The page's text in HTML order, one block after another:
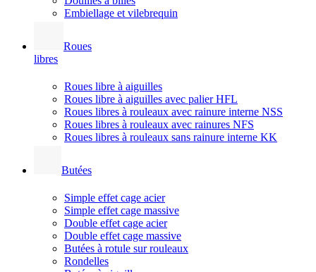
Embiellage et vilebrequin
Roues
libres
Roues libre à aiguilles
Roues libre à aiguilles avec palier HFL
Roues libres à rouleaux avec rainure interne NSS
Roues libres à rouleaux avec rainures NFS
Roues libres à rouleaux sans rainure interne KK
Butées
Simple effet cage acier
Simple effet cage massive
Double effet cage acier
Double effet cage massive
Butées à rotule sur rouleaux
Rondelles